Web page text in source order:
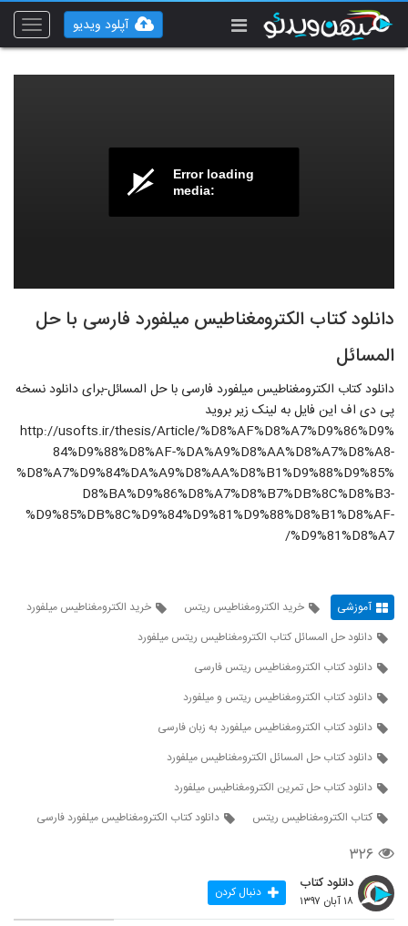
Toggle
آپلود ویدیو
Error loading
media:
دانلود کتاب الکترومغناطیس میلفورد فارسی با حل
المسائل
دانلود کتاب الکترومغناطیس میلفورد فارسی با حل المسائل-برای دانلود نسخه
پی دی اف این فایل به لینک زیر بروید
http://usofts.ir/thesis/Article/%D8%AF%D8%A7%D9%86%D9%
84%D9%88%D8%AF-%DA%A9%D8%AA%D8%A7%D8%A8-
%D8%A7%D9%84%DA%A9%D8%AA%D8%B1%D9%88%D9%85%
D8%BA%D9%86%D8%A7%D8%B7%DB%8C%D8%B3-
%D9%85%DB%8C%D9%84%D9%81%D9%88%D8%B1%D8%AF-
%D9%81%D8%A7/
آموزشی خرید الکترومغناطیس ریتس
خرید الکترومغناطیس میلفورد
دانلود حل المسائل کتاب الکترومغناطیس ریتس میلفورد
دانلود کتاب الکترومغناطیس ریتس فارسی
دانلود کتاب الکترومغناطیس ریتس و میلفورد
دانلود کتاب الکترومغناطیس میلفورد به زبان فارسی
دانلود کتاب حل المسائل الکترومغناطیس میلفورد
دانلود کتاب حل تمرین الکترومغناطیس میلفورد
کتاب الکترومغناطیس ریتس
دانلود کتاب الکترومغناطیس میلفورد فارسی
۳۲۶
دانلود کتاب
۱۸ آبان ۱۳۹۷ دنبال کردن